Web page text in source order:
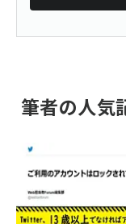
筆者の人気